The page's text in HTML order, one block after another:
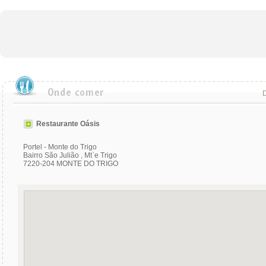
Restaurante Oásis
Portel - Monte do Trigo
Bairro São Julião , Mt`e Trigo
7220-204 MONTE DO TRIGO